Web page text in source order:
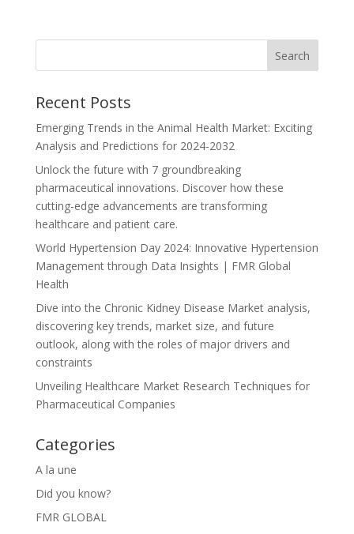
Recent Posts
Emerging Trends in the Animal Health Market: Exciting
Analysis and Predictions for 2024-2032
Unlock the future with 7 groundbreaking
pharmaceutical innovations. Discover how these
cutting-edge advancements are transforming
healthcare and patient care.
World Hypertension Day 2024: Innovative Hypertension
Management through Data Insights | FMR Global
Health
Dive into the Chronic Kidney Disease Market analysis,
discovering key trends, market size, and future
outlook, along with the roles of major drivers and
constraints
Unveiling Healthcare Market Research Techniques for
Pharmaceutical Companies
Categories
A la une
Did you know?
FMR GLOBAL